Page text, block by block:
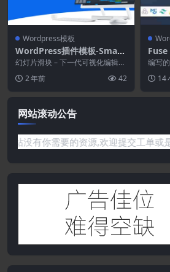
Wordpress模板
WordPress插件模板-Smart
Slider 3 Pro模板
幻灯片滑块 – 下一代可视化编辑
器，用于创建响应式动画滑块和
块，从空...
2 年前 42
Fuse
模板
编写
oks
14
网站滚动公告
需要的资源,欢迎提交工单或是添加客